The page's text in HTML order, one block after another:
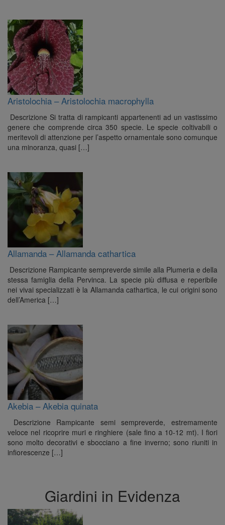
Aristolochia – Aristolochia macrophylla
Descrizione Si tratta di rampicanti appartenenti ad un vastissimo
genere che comprende circa 350 specie. Le specie coltivabili o
meritevoli di attenzione per l’aspetto ornamentale sono comunque
una minoranza, quasi […]
Allamanda – Allamanda cathartica
Descrizione Rampicante sempreverde simile alla Plumeria e della
stessa famiglia della Pervinca. La specie più diffusa e reperibile
nei vivai specializzati è la Allamanda cathartica, le cui origini sono
dell’America […]
Akebia – Akebia quinata
Descrizione Rampicante semi sempreverde, estremamente
veloce nel ricoprire muri e ringhiere (sale fino a 10-12 mt). I fiori
sono molto decorativi e sbocciano a fine inverno; sono riuniti in
infiorescenze […]
Giardini in Evidenza